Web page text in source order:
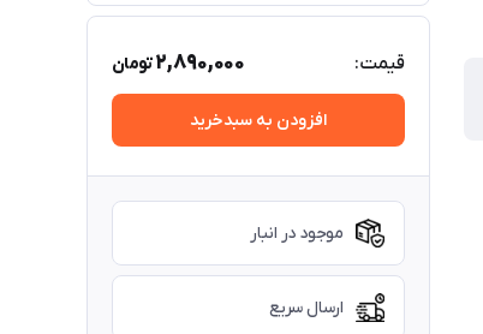
قیمت: 2,890,000تومان
افزودن به سبدخرید
موجود در انبار
ارسال سریع